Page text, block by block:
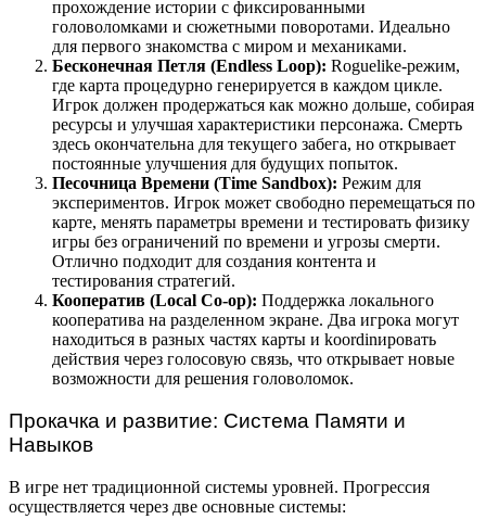
прохождение истории с фиксированными
головоломками и сюжетными поворотами. Идеально
для первого знакомства с миром и механиками.
Бесконечная Петля (Endless Loop): Roguelike-режим,
где карта процедурно генерируется в каждом цикле.
Игрок должен продержаться как можно дольше, собирая
ресурсы и улучшая характеристики персонажа. Смерть
здесь окончательна для текущего забега, но открывает
постоянные улучшения для будущих попыток.
Песочница Времени (Time Sandbox): Режим для
экспериментов. Игрок может свободно перемещаться по
карте, менять параметры времени и тестировать физику
игры без ограничений по времени и угрозы смерти.
Отлично подходит для создания контента и
тестирования стратегий.
Кооператив (Local Co-op): Поддержка локального
кооператива на разделенном экране. Два игрока могут
находиться в разных частях карты и koordinировать
действия через голосовую связь, что открывает новые
возможности для решения головоломок.
Прокачка и развитие: Система Памяти и
Навыков
В игре нет традиционной системы уровней. Прогрессия
осуществляется через две основные системы: